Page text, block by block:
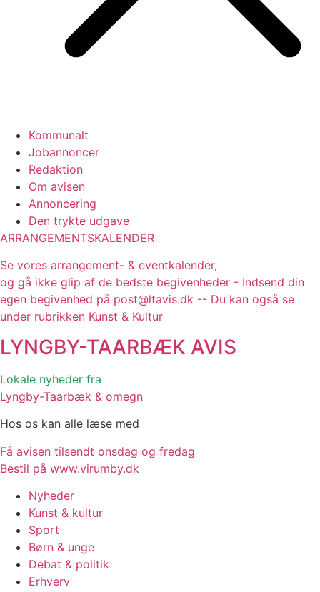
Kommunalt
Jobannoncer
Redaktion
Om avisen
Annoncering
Den trykte udgave
ARRANGEMENTSKALENDER
Se vores arrangement- & eventkalender,
og gå ikke glip af de bedste begivenheder - Indsend din
egen begivenhed på post@ltavis.dk -- Du kan også se
under rubrikken Kunst & Kultur
LYNGBY-TAARBÆK AVIS
Lokale nyheder fra
Lyngby-Taarbæk & omegn
Hos os kan alle læse med
Få avisen tilsendt onsdag og fredag
Bestil på www.virumby.dk
Nyheder
Kunst & kultur
Sport
Børn & unge
Debat & politik
Erhverv